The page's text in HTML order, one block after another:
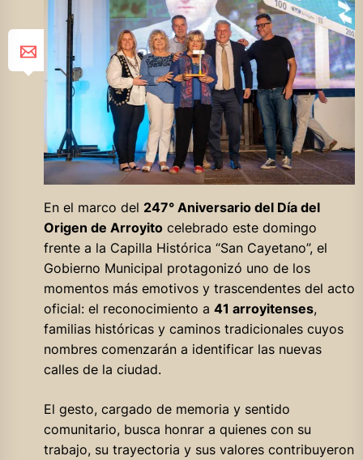
En el marco del 247° Aniversario del Día del
Origen de Arroyitocelebrado este domingo
frente a la Capilla Histórica “San Cayetano”, el
Gobierno Municipal protagonizó uno de los
momentos más emotivos y trascendentes del acto
oficial: el reconocimiento a 41 arroyitenses,
familias históricas y caminos tradicionales cuyos
nombres comenzarán a identificar las nuevas
calles de la ciudad.
El gesto, cargado de memoria y sentido
comunitario, busca honrar a quienes con su
trabajo, su trayectoria y sus valores contribuyeron